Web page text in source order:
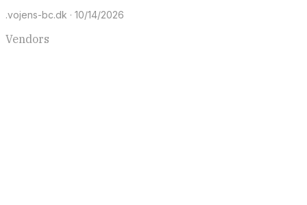
.vojens-bc.dk · 10/14/2026
Vendors